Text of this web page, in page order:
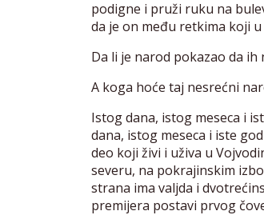
podigne i pruži ruku na
da je on među retkima koji
Da li je narod pokazao da ih
A koga hoće taj nesrećni
Istog dana, istog meseca i
dana, istog meseca i iste
deo koji živi i uživa u
severu, na pokrajinskim
strana ima valjda i
premijera postavi prvog